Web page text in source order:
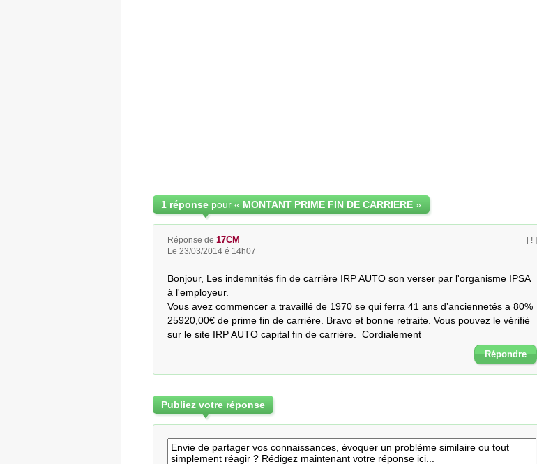
1 réponse pour « MONTANT PRIME FIN DE CARRIERE»
Réponse de 17CM
Le 23/03/2014 é 14h07
[ ! ]
Bonjour, Les indemnités fin de carrière IRP AUTO son verser par l'organisme IPSA
à l'employeur.
Vous avez commencer a travaillé de 1970 se qui ferra 41 ans d’anciennetés a 80%
25920,00€ de prime fin de carrière. Bravo et bonne retraite. Vous pouvez le vérifié
sur le site IRP AUTO capital fin de carrière.  Cordialement
Répondre
Publiez votre réponse